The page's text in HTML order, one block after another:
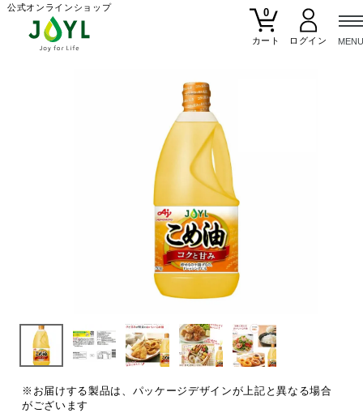
公式オンラインショップ
0
カート
※お届けする製品は、パッケージデザインが上記と異なる場合
がございます